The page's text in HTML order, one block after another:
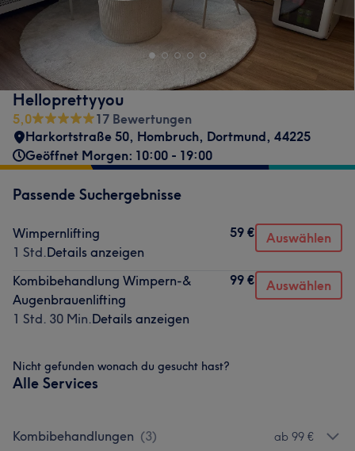
Helloprettyyou
5,0
17 Bewertungen
Harkortstraße 50, Hombruch, Dortmund, 44225
Geöffnet Morgen: 10:00 - 19:00
Passende Suchergebnisse
Wimpernlifting
1 Std.Details anzeigen
59 € Auswählen
Kombibehandlung Wimpern-&
Augenbrauenlifting
1 Std. 30 Min.Details anzeigen
99 € Auswählen
Nicht gefunden wonach du gesucht hast?
Alle Services
Kombibehandlungen (3) ab 99 €